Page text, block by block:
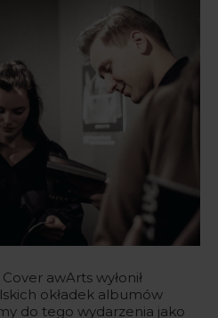
awArts wyłonił
okładek albumów
do tego wydarzenia jako